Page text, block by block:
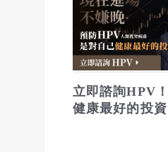
立即諮詢HPV
健康最好的投